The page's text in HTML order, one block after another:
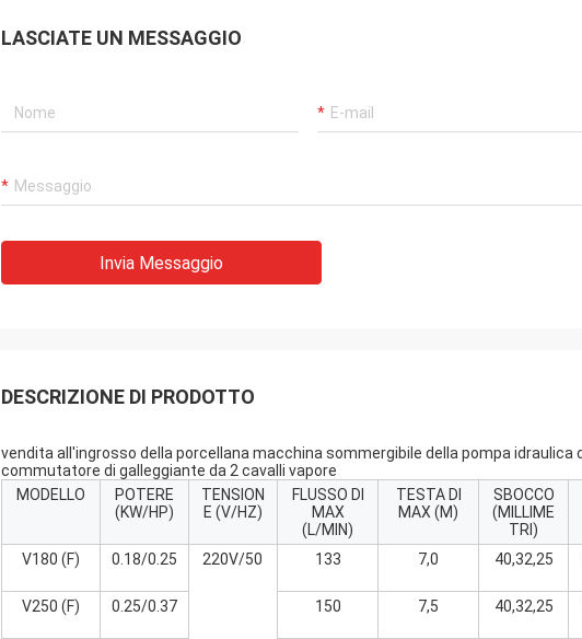
LASCIATE UN MESSAGGIO
Invia Messaggio
DESCRIZIONE DI PRODOTTO
vendita all'ingrosso della porcellana macchina sommergibile della pompa idraulica
commutatore di galleggiante da 2 cavalli vapore
MODELLO
POTERE
(KW/HP)
TENSION
E (V/HZ)
FLUSSO DI
MAX
(L/MIN)
TESTA DI
MAX (M)
SBOCCO
(MILLIME
TRI)
V180 (F)
0.18/0.25 220V/50 133 7,0 40,32,25
V250 (F) 0.25/0.37 150 7,5 40,32,25